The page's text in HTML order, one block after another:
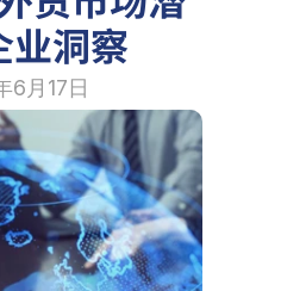
业洞察
6月17日